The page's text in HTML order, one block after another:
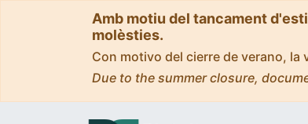
Amb motiu del tancament
molèsties.
Con motivo del cierre de verano,
Due to the summer closure,